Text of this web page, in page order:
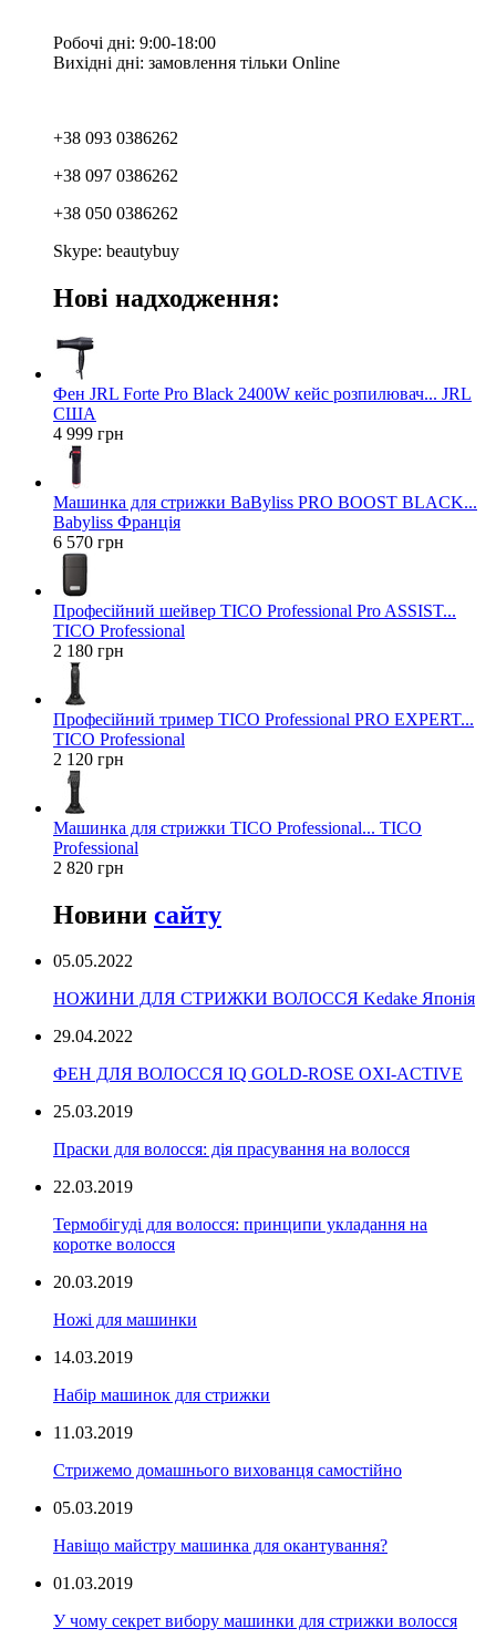
Робочі дні: 9:00-18:00
Вихідні дні: замовлення тільки Online
+38 093 0386262
+38 097 0386262
+38 050 0386262
Skype: beautybuy
Нові надходження:
Фен JRL Forte Pro Black 2400W кейс розпилювач... JRL
США
4 999 грн
Машинка для стрижки BaByliss PRO BOOST BLACK...
Babyliss Франція
6 570 грн
Професійний шейвер TICO Professional Pro ASSIST...
TICO Professional
2 180 грн
Професійний тример TICO Professional PRO EXPERT...
TICO Professional
2 120 грн
Машинка для стрижки TICO Professional... TICO
Professional
2 820 грн
Новини сайту
05.05.2022
НОЖИНИ ДЛЯ СТРИЖКИ ВОЛОССЯ Kedake Японія
29.04.2022
ФЕН ДЛЯ ВОЛОССЯ IQ GOLD-ROSE OXI-ACTIVE
25.03.2019
Праски для волосся: дія прасування на волосся
22.03.2019
Термобігуді для волосся: принципи укладання на
коротке волосся
20.03.2019
Ножі для машинки
14.03.2019
Набір машинок для стрижки
11.03.2019
Стрижемо домашнього вихованця самостійно
05.03.2019
Навіщо майстру машинка для окантування?
01.03.2019
У чому секрет вибору машинки для стрижки волосся